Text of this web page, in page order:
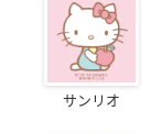
サンリオ